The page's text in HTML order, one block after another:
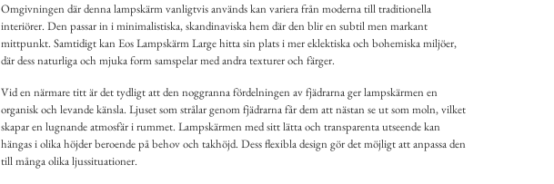
Omgivningen där denna lampskärm vanligtvis används kan variera från moderna till traditionella
interiörer. Den passar in i minimalistiska, skandinaviska hem där den blir en subtil men markant
mittpunkt. Samtidigt kan Eos Lampskärm Large hitta sin plats i mer eklektiska och bohemiska miljöer,
där dess naturliga och mjuka form samspelar med andra texturer och färger.
Vid en närmare titt är det tydligt att den noggranna fördelningen av fjädrarna ger lampskärmen en
organisk och levande känsla. Ljuset som strålar genom fjädrarna får dem att nästan se ut som moln, vilket
skapar en lugnande atmosfär i rummet. Lampskärmen med sitt lätta och transparenta utseende kan
hängas i olika höjder beroende på behov och takhöjd. Dess flexibla design gör det möjligt att anpassa den
till många olika ljussituationer.